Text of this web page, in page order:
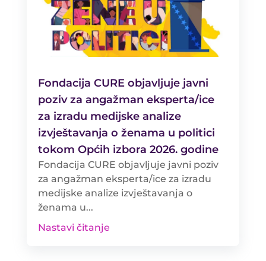
Fondacija CURE objavljuje javni
poziv za angažman eksperta/ice
za izradu medijske analize
izvještavanja o ženama u politici
tokom Općih izbora 2026. godine
Fondacija CURE objavljuje javni poziv
za angažman eksperta/ice za izradu
medijske analize izvještavanja o
ženama u...
Nastavi čitanje